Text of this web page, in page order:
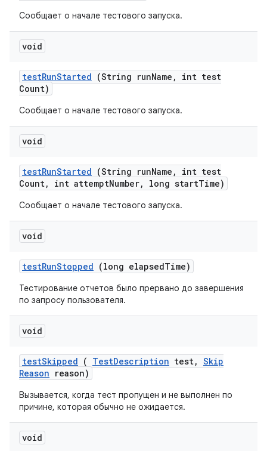
Сообщает о начале тестового запуска.
void
testRunStarted (String runName ,
int test
Count)
Сообщает о начале тестового запуска.
void
testRunStarted (String runName ,
int test
Count, int attemptNumber, long startTime)
Сообщает о начале тестового запуска.
void
testRunStopped (long elapsedTime)
Тестирование отчетов было прервано до завершения
по запросу пользователя.
void
testSkipped ( TestDescription test, Skip
Reason reason)
Вызывается, когда тест пропущен и не выполнен по
причине, которая обычно не ожидается.
void